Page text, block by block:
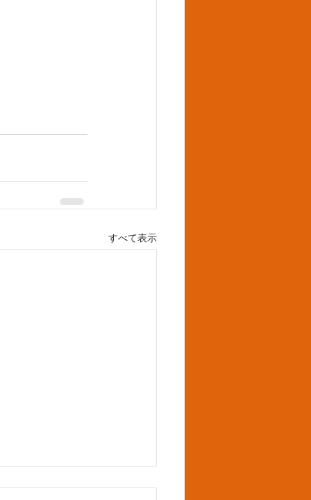
すべて表示